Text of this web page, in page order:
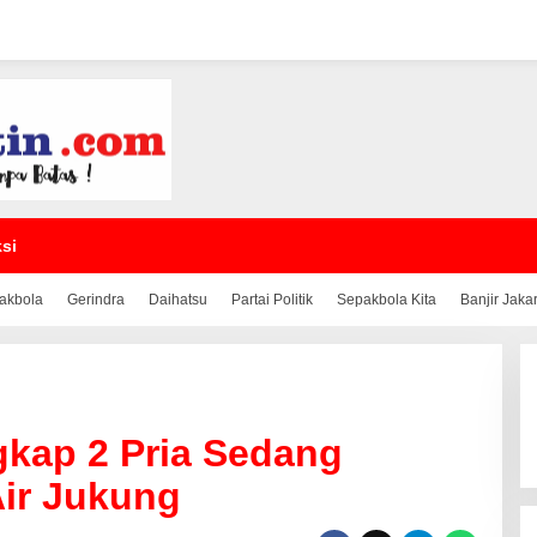
Gerindra Daihatsu Partai Politik Sepakbola Kita Banjir
2 Pria Sedang
Jukung